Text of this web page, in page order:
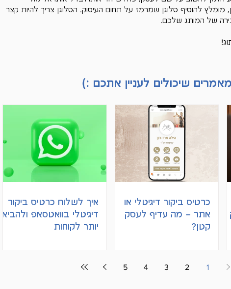
להוסיף סלוגן שמרמז על תחום העיסוק. הסלוגן צריך להיות קצר
של המותג שלכם.
שיכולים לעניין אתכם :)
כרטיס ביקור דיגיטלי או
אתר – מה עדיף לעסק
קטן?
איך לשלוח כרטיס ביקור
דיגיטלי בוואטסאפ ולהביא
יותר לקוחות
1
2
3
4
5